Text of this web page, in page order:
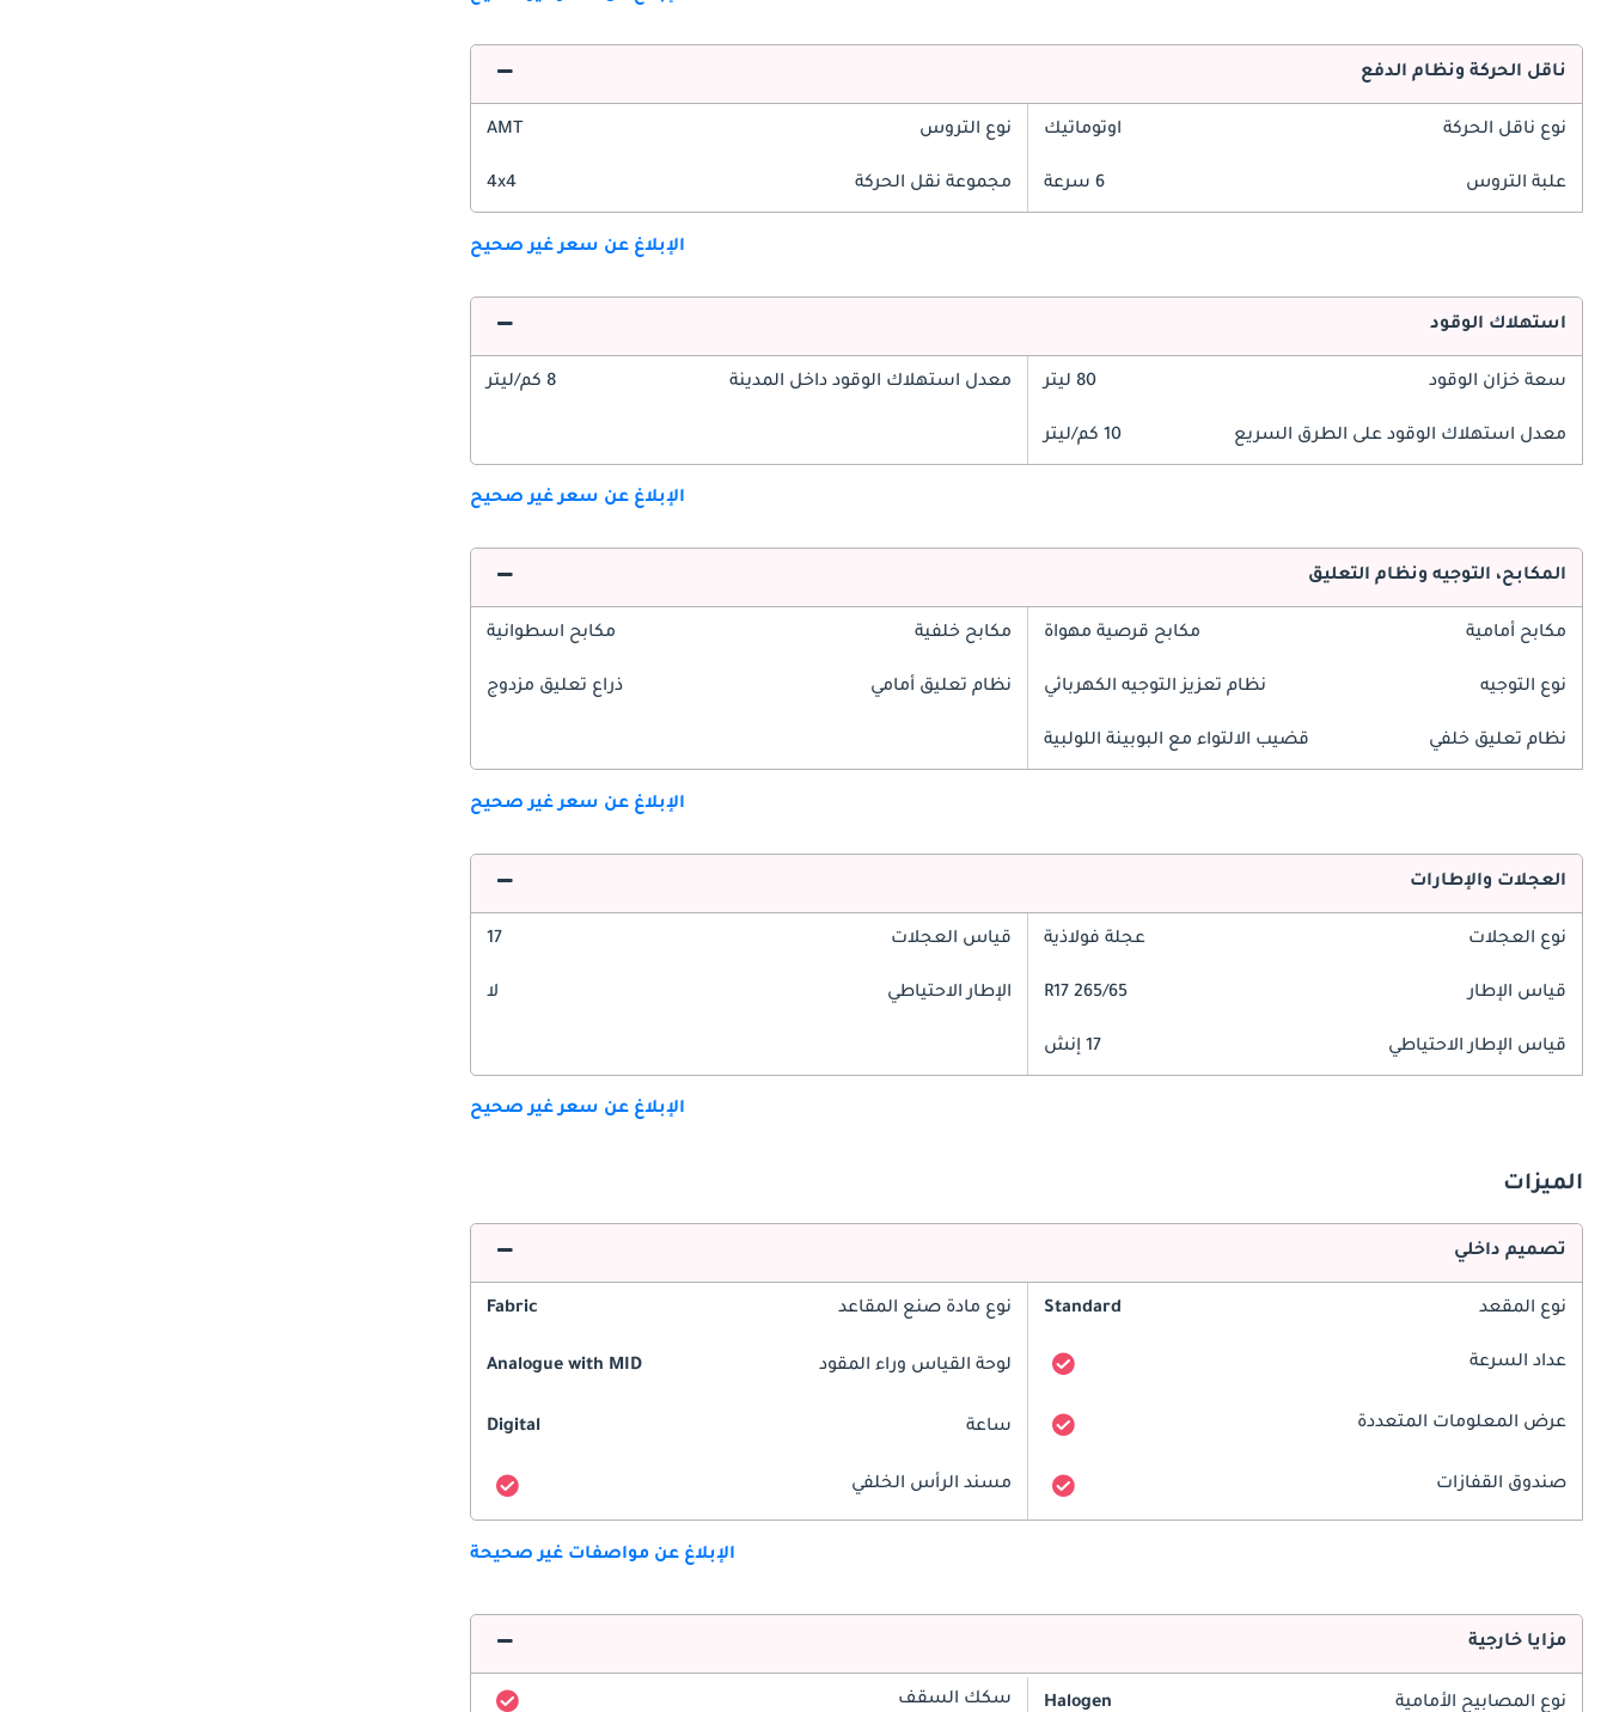
ناقل الحركة ونظام الدفع
نوع ناقل الحركة اوتوماتيك نوع التروس AMT
علبة التروس 6 سرعة مجموعة نقل الحركة 4x4
الإبلاغ عن سعر غير صحيح
استهلاك الوقود
سعة خزان الوقود 80 ليتر معدل استهلاك الوقود داخل المدينة 8 كم/ليتر
معدل استهلاك الوقود على الطرق السريع 10 كم/ليتر
الإبلاغ عن سعر غير صحيح
المكابح، التوجيه ونظام التعليق
مكابح أمامية مكابح قرصية مهواة مكابح خلفية مكابح اسطوانية
نوع التوجيه نظام تعزيز التوجيه الكهربائي نظام تعليق أمامي ذراع تعليق مزدوج
نظام تعليق خلفي قضيب الالتواء مع البوبينة اللولبية
الإبلاغ عن سعر غير صحيح
العجلات والإطارات
نوع العجلات عجلة فولاذية قياس العجلات 17
قياس الإطار 265/65 R17 الإطار الاحتياطي لا
قياس الإطار الاحتياطي 17 إنش
الإبلاغ عن سعر غير صحيح
الميزات
تصميم داخلي
نوع المقعد Standard نوع مادة صنع المقاعد Fabric
عداد السرعة لوحة القياس وراء المقود Analogue with MID
عرض المعلومات المتعددة ساعة Digital
صندوق القفازات مسند الرأس الخلفي
الإبلاغ عن مواصفات غير صحيحة
مزايا خارجية
نوع المصابيح الأمامية Halogen سكك السقف